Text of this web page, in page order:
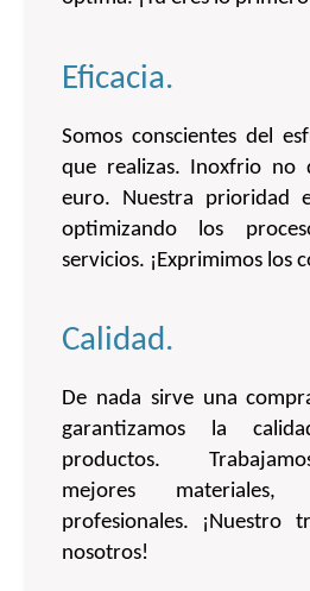
Eficacia.
Somos conscientes del
que realizas. Inoxfrio no
euro. Nuestra prioridad
optimizando los
servicios. ¡Exprimimos los
Calidad.
De nada sirve una
garantizamos la
productos.
mejores
profesionales. ¡Nuestro
nosotros!